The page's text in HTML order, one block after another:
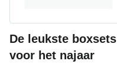
De leukste boxsets
voor het najaar